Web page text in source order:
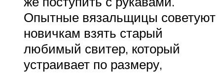
Опытные вязальщицы советуют
новичкам взять старый
любимый свитер, который
устраивает по размеру,